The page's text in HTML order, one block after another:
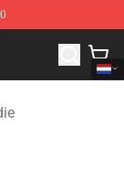
Merchandise